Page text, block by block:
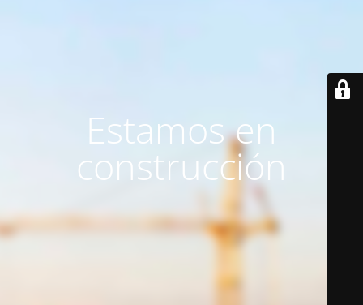
Estamos en
construcción